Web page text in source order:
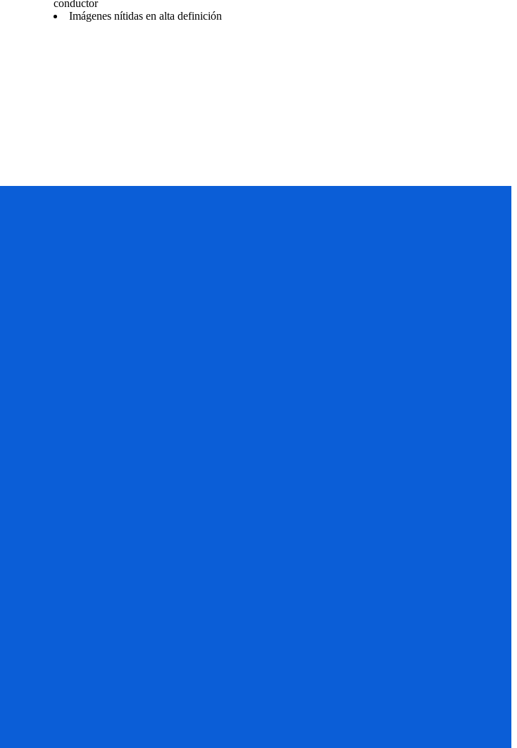
conductor
Imágenes nítidas en alta definición